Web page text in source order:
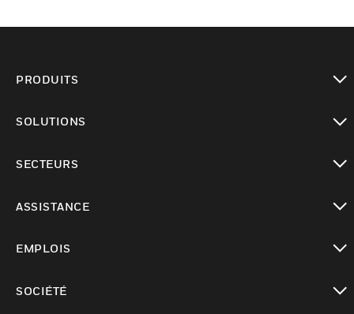
PRODUITS
SOLUTIONS
SECTEURS
ASSISTANCE
EMPLOIS
SOCIÉTÉ